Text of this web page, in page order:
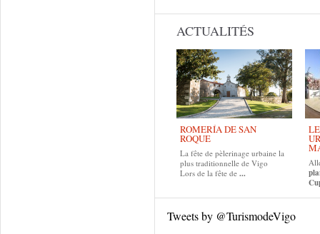
ACTUALITÉS
ROMERÍA DE SAN
ROQUE
La fête de pèlerinage urbaine la
plus traditionnelle de Vigo
Lors de la fête de ...
Tweets by @TurismodeVigo